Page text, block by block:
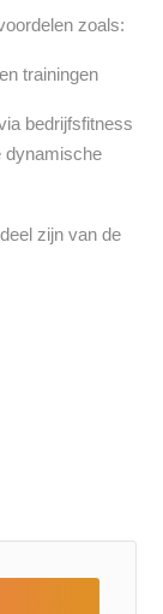
zoals:
trainingen
bedrijfsfitness
dynamische
zijn van de